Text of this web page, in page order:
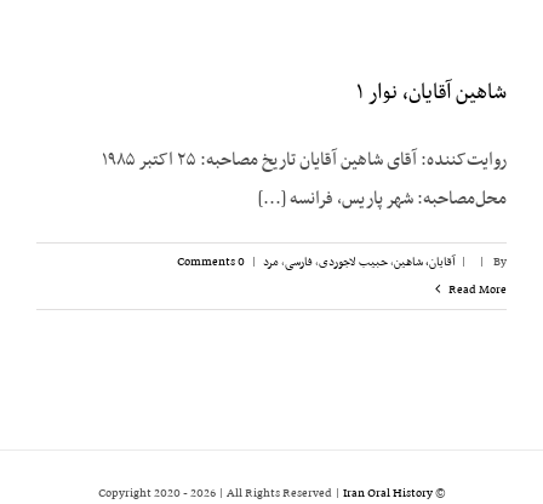
شاهین آقایان، نوار ۱
روایت‌کننده: آقای شاهین آقایان تاریخ مصاحبه: ۲۵ اکتبر ۱۹۸۵
محل‌مصاحبه: شهر پاریس، فرانسه [...]
By
|
| آقایان، شاهین,حبیب لاجوردی,فارسی,مرد |
0 Comments
Read More
© Copyright 2020 -
2026 | All Rights Reserved | Iran Oral History